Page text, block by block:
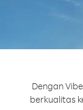
Dengan
berkualitas